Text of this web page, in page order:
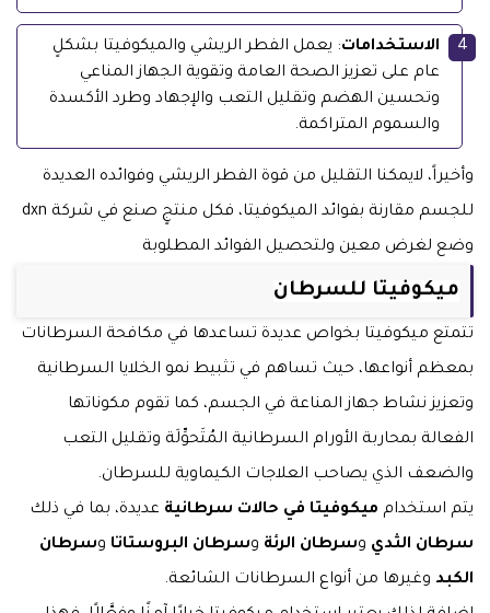
الاستخدامات: يعمل الفطر الريشي والميكوفيتا بشكلٍ
عام على تعزيز الصحة العامة وتقوية الجهاز المناعي
وتحسين الهضم وتقليل التعب والإجهاد وطرد الأكسدة
والسموم المتراكمة.
وأخيراً، لايمكنا التقليل من قوة الفطر الريشي وفوائده العديدة
للجسم مقارنة بفوائد الميكوفيتا، فكل منتجٍ صنع في شركة dxn
وضع لغرض معين ولتحصيل الفوائد المطلوبة
ميكوفيتا للسرطان
تتمتع ميكوفيتا بخواص عديدة تساعدها في مكافحة السرطانات
بمعظم أنواعها، حيث تساهم في تثبيط نمو الخلايا السرطانية
وتعزيز نشاط جهاز المناعة في الجسم، كما تقوم مكوناتها
الفعالة بمحاربة الأورام السرطانية المُتَحوِّلَة وتقليل التعب
والضعف الذي يصاحب العلاجات الكيماوية للسرطان.
يتم استخدام ميكوفيتا في حالات سرطانية عديدة، بما في ذلك
سرطان الثدي وسرطان الرئة وسرطان البروستاتا وسرطان
الكبد وغيرها من أنواع السرطانات الشائعة.